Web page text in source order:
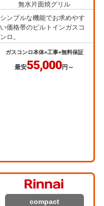
無水片面焼グリル
シンプルな機能でお求めやす
い価格帯のビルトインガスコ
ンロ。
ガスコンロ本体+工事+無料保証
最安55,000円～
compact